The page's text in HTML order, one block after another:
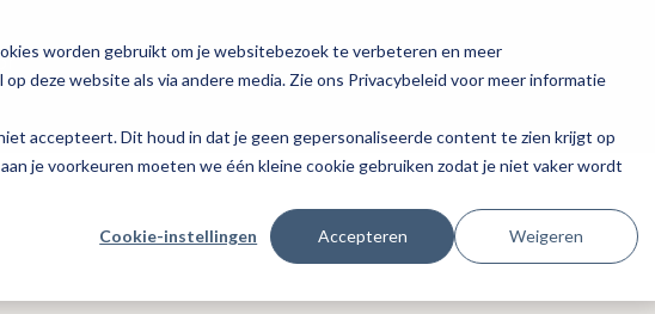
worden gebruikt om je websitebezoek te verbeteren en meer
deze website als via andere media. Zie ons Privacybeleid voor meer informatie
accepteert. Dit houd in dat je geen gepersonaliseerde content te zien krijgt op
je voorkeuren moeten we één kleine cookie gebruiken zodat je niet vaker wordt
Cookie-instellingen Accepteren Weigeren